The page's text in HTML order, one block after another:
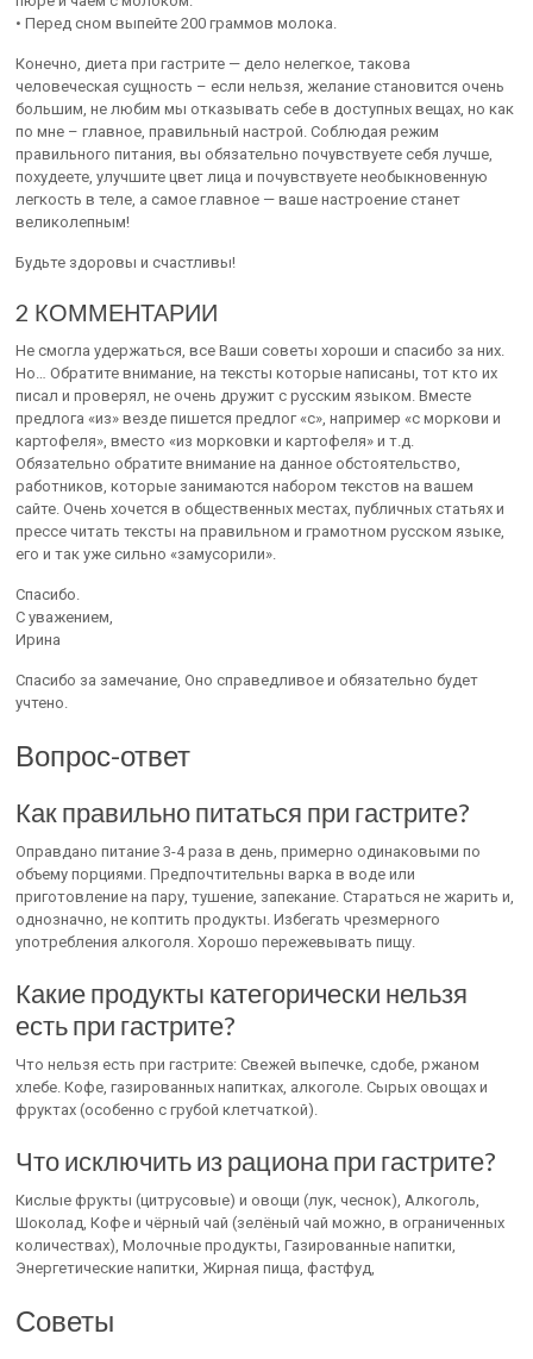
• Перед сном выпейте 200 граммов молока.
Конечно, диета при гастрите — дело нелегкое, такова
человеческая сущность – если нельзя, желание становится очень
большим, не любим мы отказывать себе в доступных вещах, но как
по мне – главное, правильный настрой. Соблюдая режим
правильного питания, вы обязательно почувствуете себя лучше,
похудеете, улучшите цвет лица и почувствуете необыкновенную
легкость в теле, а самое главное — ваше настроение станет
великолепным!
Будьте здоровы и счастливы!
2 КОММЕНТАРИИ
Не смогла удержаться, все Ваши советы хороши и спасибо за них.
Но… Обратите внимание, на тексты которые написаны, тот кто их
писал и проверял, не очень дружит с русским языком. Вместе
предлога «из» везде пишется предлог «с», например «с моркови и
картофеля», вместо «из морковки и картофеля» и т.д.
Обязательно обратите внимание на данное обстоятельство,
работников, которые занимаются набором текстов на вашем
сайте. Очень хочется в общественных местах, публичных статьях и
прессе читать тексты на правильном и грамотном русском языке,
его и так уже сильно «замусорили».
Спасибо.
С уважением,
Ирина
Спасибо за замечание, Оно справедливое и обязательно будет
учтено.
Вопрос-ответ
Как правильно питаться при гастрите?
Оправдано питание 3-4 раза в день, примерно одинаковыми по
объему порциями. Предпочтительны варка в воде или
приготовление на пару, тушение, запекание. Стараться не жарить и,
однозначно, не коптить продукты. Избегать чрезмерного
употребления алкоголя. Хорошо пережевывать пищу.
Какие продукты категорически нельзя
есть при гастрите?
Что нельзя есть при гастрите: Свежей выпечке, сдобе, ржаном
хлебе. Кофе, газированных напитках, алкоголе. Сырых овощах и
фруктах (особенно с грубой клетчаткой).
Что исключить из рациона при гастрите?
Кислые фрукты (цитрусовые) и овощи (лук, чеснок), Алкоголь,
Шоколад, Кофе и чёрный чай (зелёный чай можно, в ограниченных
количествах), Молочные продукты, Газированные напитки,
Энергетические напитки, Жирная пища, фастфуд,
Советы